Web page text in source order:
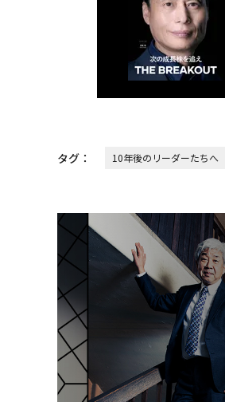
タグ： 10年後のリーダーたちへ